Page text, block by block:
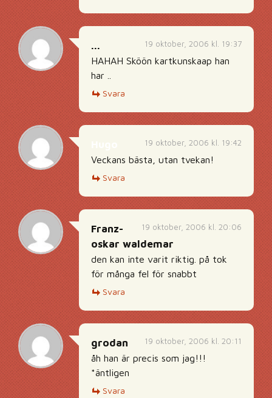
19 oktober, 2006 kl. 19:37
...
HAHAH Sköön kartkunskaap han
har ..
Svara
19 oktober, 2006 kl. 19:42
Veckans bästa, utan tvekan!
Svara
19 oktober, 2006 kl. 20:06
Franz-
oskar waldemar
den kan inte varit riktig. på tok
för många fel för snabbt
Svara
19 oktober, 2006 kl. 20:11
grodan
åh han är precis som jag!!!
*äntligen
Svara